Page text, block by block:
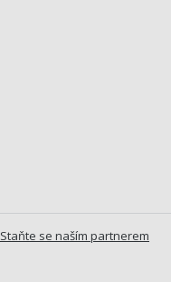
Staňte se naším partnerem